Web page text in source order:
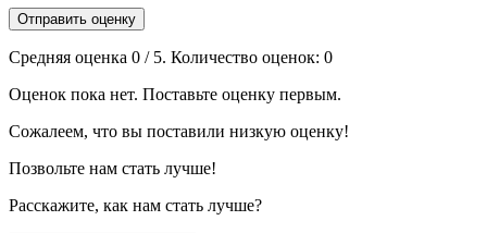
Отправить оценку
Средняя оценка 0 / 5. Количество оценок: 0
Оценок пока нет. Поставьте оценку первым.
Сожалеем, что вы поставили низкую оценку!
Позвольте нам стать лучше!
Расскажите, как нам стать лучше?